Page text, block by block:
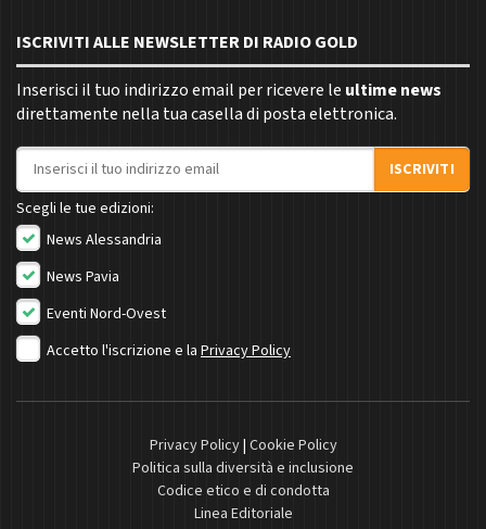
ISCRIVITI ALLE NEWSLETTER DI RADIO GOLD
Inserisci il tuo indirizzo email per ricevere le ultime news
direttamente nella tua casella di posta elettronica.
Indirizzo email
ISCRIVITI
Scegli le tue edizioni:
News Alessandria
News Pavia
Eventi Nord-Ovest
Accetto l'iscrizione e la Privacy Policy
Privacy Policy| Cookie Policy
Politica sulla diversità e inclusione
Codice etico e di condotta
Linea Editoriale